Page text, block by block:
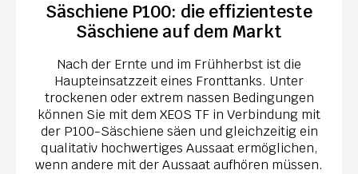
Säschiene P100: die effizienteste
Säschiene auf dem Markt
Nach der Ernte und im Frühherbst ist die
Haupteinsatzzeit eines Fronttanks. Unter
trockenen oder extrem nassen Bedingungen
können Sie mit dem XEOS TF in Verbindung mit
der P100-Säschiene säen und gleichzeitig ein
qualitativ hochwertiges Aussaat ermöglichen,
wenn andere mit der Aussaat aufhören müssen.